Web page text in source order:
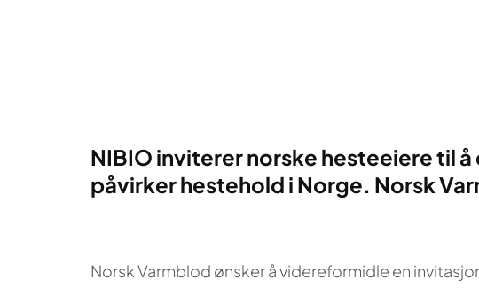
NIBIO inviterer norske hesteeiere til
påvirker hestehold i Norge. Norsk
Norsk Varmblod ønsker å videreformidle en